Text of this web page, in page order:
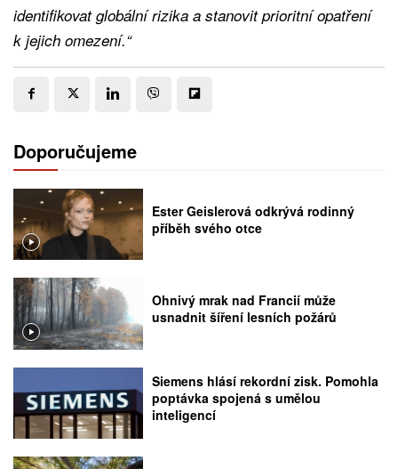
identifikovat globální rizika a stanovit prioritní opatření
k jejich omezení.“
Doporučujeme
Ester Geislerová odkrývá rodinný
příběh svého otce
Ohnivý mrak nad Francií může
usnadnit šíření lesních požárů
Siemens hlásí rekordní zisk. Pomohla
poptávka spojená s umělou
inteligencí